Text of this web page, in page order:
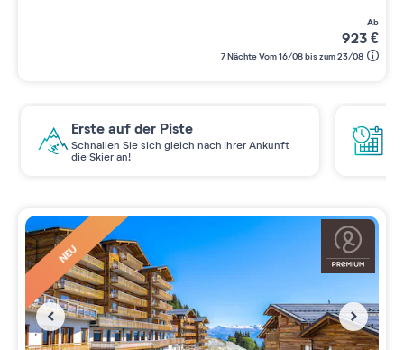
ab
923€
7 Nächte Vom 16/08 bis zum 23/08
Erste auf der Piste
Schnallen Sie sich gleich nach Ihrer Ankunft
die Skier an!
NEU